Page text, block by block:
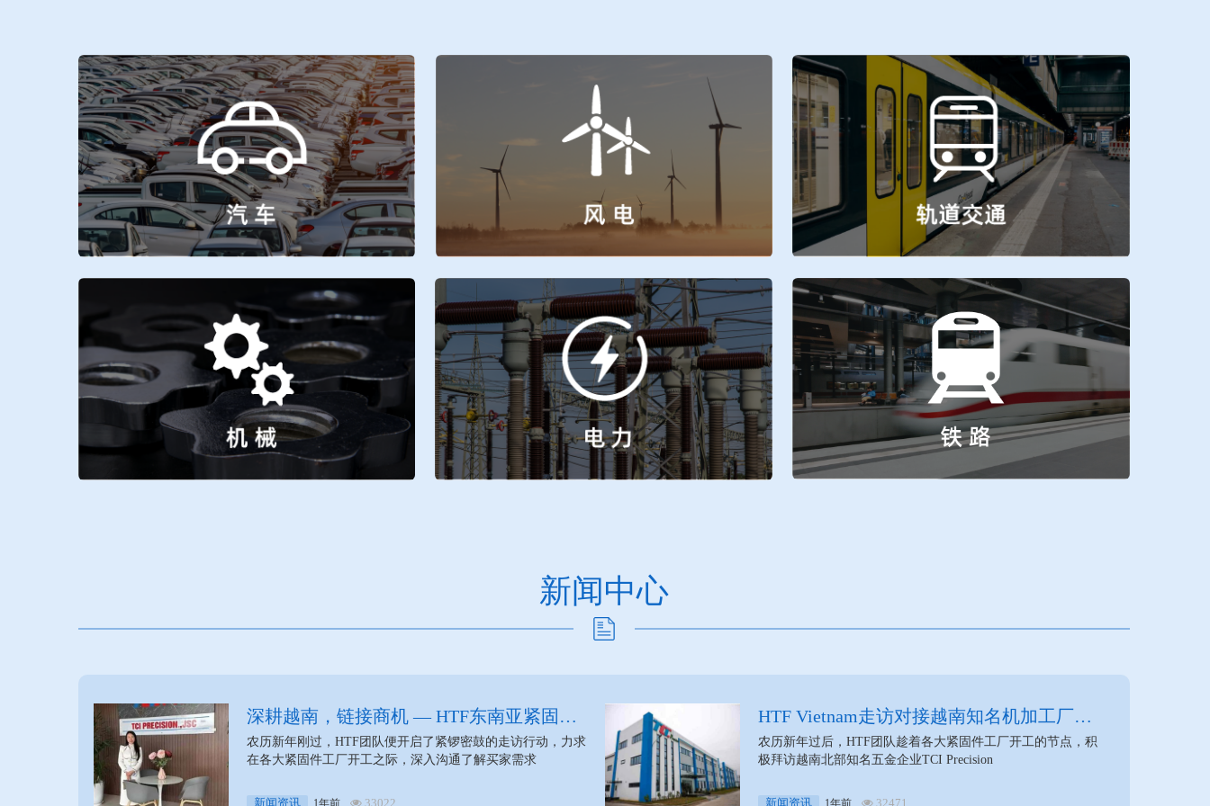
新闻中心
深耕越南，链接商机 — HTF东南亚紧固件
展买家团队一线调研纪实
农历新年刚过，HTF团队便开启了紧锣密鼓的走访行动，力求
在各大紧固件工厂开工之际，深入沟通了解买家需求
新闻资讯 1年前 33022
HTF Vietnam走访对接越南知名机加工厂商
TCI Precision
农历新年过后，HTF团队趁着各大紧固件工厂开工的节点，积
极拜访越南北部知名五金企业TCI Precision
新闻资讯 1年前 32471